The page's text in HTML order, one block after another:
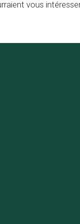
vous